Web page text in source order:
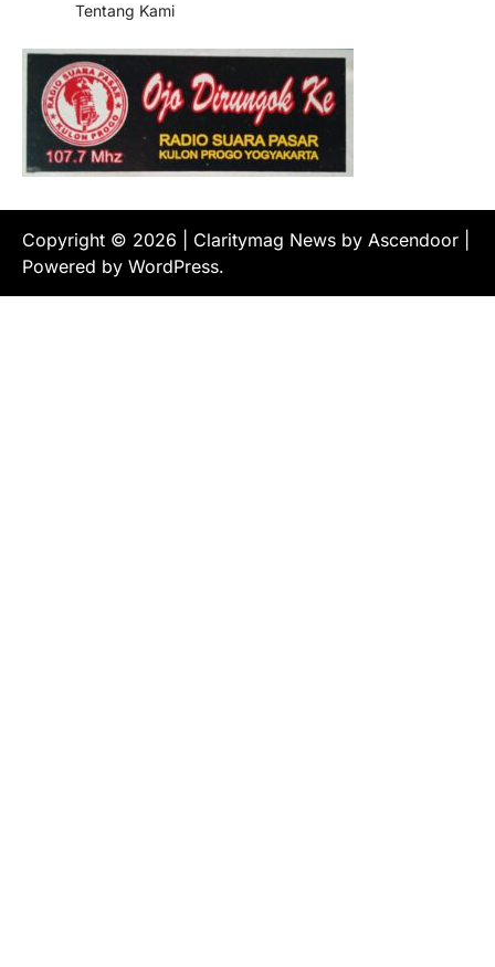
Tentang Kami
Copyright © 2026 | Claritymag News by Ascendoor
Powered by WordPress.